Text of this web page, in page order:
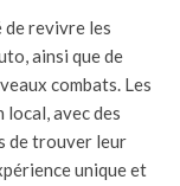
de revivre les
ainsi que de
combats. Les
avec des
de trouver leur
unique et